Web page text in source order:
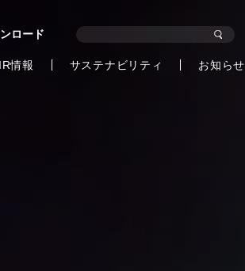
ロード
IR情報 サステナビリティ お知らせ